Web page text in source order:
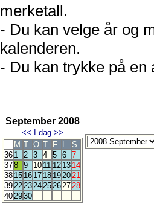
merketall.
- Du kan velge år og
kalenderen.
- Du kan trykke på en
September 2008
<< I dag >>
M T O T F L
S
36 1 2 3 4 5 6 7
378 9 10 11 12 13 14
38 15 16 17 18 192021
3922232425262728
402930